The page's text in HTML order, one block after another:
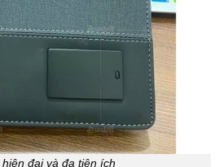
đại và đa tiện ích